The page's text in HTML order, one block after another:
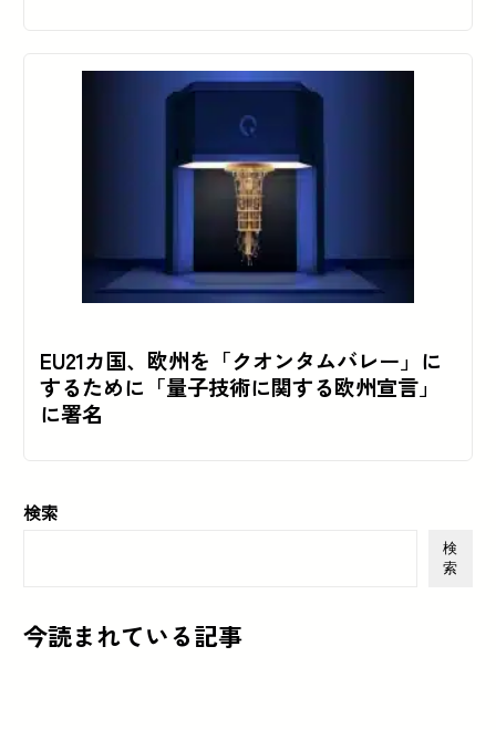
EU21カ国、欧州を「クオンタムバレー」に
するために「量子技術に関する欧州宣言」
に署名
検索
検
索
今読まれている記事